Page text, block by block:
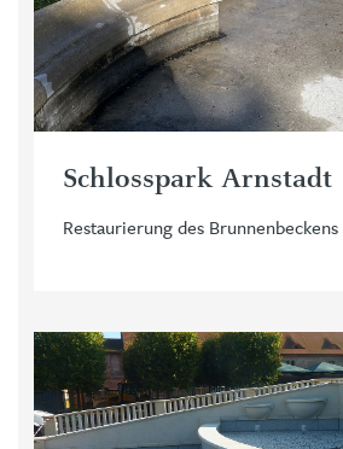
Schlosspark Arnstadt
Restaurierung des Brunnenbeckens